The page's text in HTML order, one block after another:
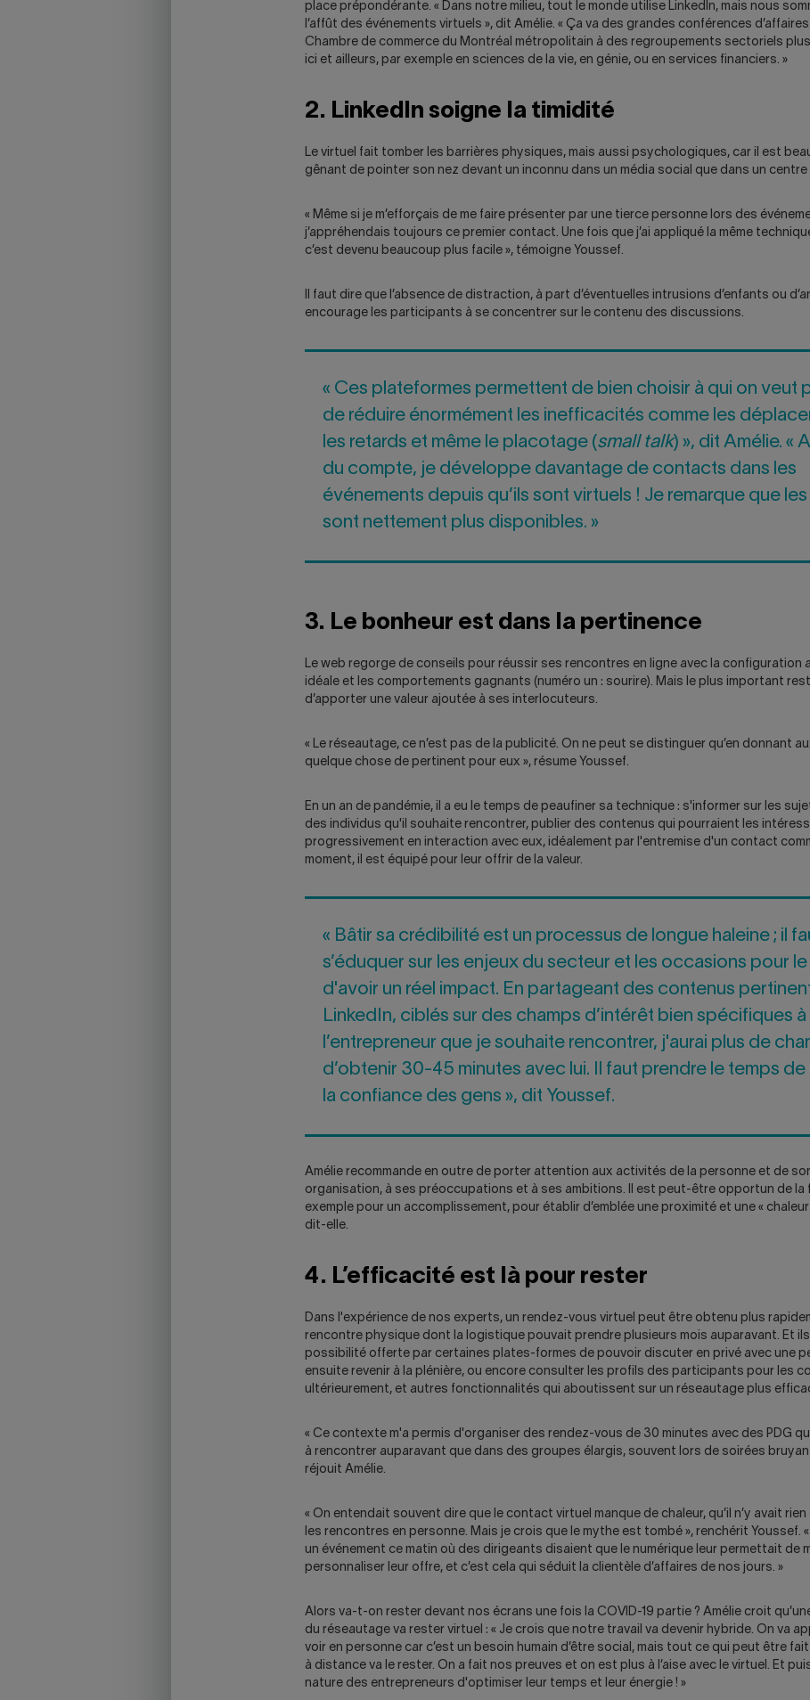
place prépondérante. « Dans notre milieu, tout le monde utilise LinkedIn, mais nous
l’affût des événements virtuels », dit Amélie. « Ça va des grandes conférences d’affaires
Chambre de commerce du Montréal métropolitain à des regroupements sectoriels
ici et ailleurs, par exemple en sciences de la vie, en génie, ou en services financiers. »
2. LinkedIn soigne la timidité
Le virtuel fait tomber les barrières physiques, mais aussi psychologiques, car il est
gênant de pointer son nez devant un inconnu dans un média social que dans un
« Même si je m’efforçais de me faire présenter par une tierce personne lors des
j’appréhendais toujours ce premier contact. Une fois que j’ai appliqué la même
c’est devenu beaucoup plus facile », témoigne Youssef.
Il faut dire que l’absence de distraction, à part d’éventuelles intrusions d’enfants ou
encourage les participants à se concentrer sur le contenu des discussions.
« Ces plateformes permettent de bien choisir à qui on veut
de réduire énormément les inefficacités comme les
les retards et même le placotage (small talk) », dit Amélie. «
du compte, je développe davantage de contacts dans les
événements depuis qu’ils sont virtuels ! Je remarque que
sont nettement plus disponibles. »
3. Le bonheur est dans la pertinence
Le web regorge de conseils pour réussir ses rencontres en ligne avec la configuration
idéale et les comportements gagnants (numéro un : sourire). Mais le plus important
d’apporter une valeur ajoutée à ses interlocuteurs.
« Le réseautage, ce n’est pas de la publicité. On ne peut se distinguer qu’en donnant
quelque chose de pertinent pour eux », résume Youssef.
En un an de pandémie, il a eu le temps de peaufiner sa technique : s'informer sur les
des individus qu'il souhaite rencontrer, publier des contenus qui pourraient les
progressivement en interaction avec eux, idéalement par l'entremise d'un contact
moment, il est équipé pour leur offrir de la valeur.
« Bâtir sa crédibilité est un processus de longue haleine ; il
s’éduquer sur les enjeux du secteur et les occasions pour
d'avoir un réel impact. En partageant des contenus
LinkedIn, ciblés sur des champs d’intérêt bien spécifiques à
l’entrepreneur que je souhaite rencontrer, j'aurai plus de
d’obtenir 30-45 minutes avec lui. Il faut prendre le temps
la confiance des gens », dit Youssef.
Amélie recommande en outre de porter attention aux activités de la personne et de
organisation, à ses préoccupations et à ses ambitions. Il est peut-être opportun de la
exemple pour un accomplissement, pour établir d’emblée une proximité et une « chaleur
dit-elle.
4. L’efficacité est là pour rester
Dans l'expérience de nos experts, un rendez-vous virtuel peut être obtenu plus
rencontre physique dont la logistique pouvait prendre plusieurs mois auparavant. Et
possibilité offerte par certaines plates-formes de pouvoir discuter en privé avec une
ensuite revenir à la plénière, ou encore consulter les profils des participants pour les
ultérieurement, et autres fonctionnalités qui aboutissent sur un réseautage plus
« Ce contexte m'a permis d'organiser des rendez-vous de 30 minutes avec des PDG
à rencontrer auparavant que dans des groupes élargis, souvent lors de soirées
réjouit Amélie.
« On entendait souvent dire que le contact virtuel manque de chaleur, qu’il n’y avait rien
les rencontres en personne. Mais je crois que le mythe est tombé », renchérit Youssef. «
un événement ce matin où des dirigeants disaient que le numérique leur permettait de
personnaliser leur offre, et c’est cela qui séduit la clientèle d’affaires de nos jours. »
Alors va-t-on rester devant nos écrans une fois la COVID-19 partie ? Amélie croit
du réseautage va rester virtuel : « Je crois que notre travail va devenir hybride. On va
voir en personne car c’est un besoin humain d’être social, mais tout ce qui peut être
à distance va le rester. On a fait nos preuves et on est plus à l’aise avec le virtuel. Et
nature des entrepreneurs d'optimiser leur temps et leur énergie ! »